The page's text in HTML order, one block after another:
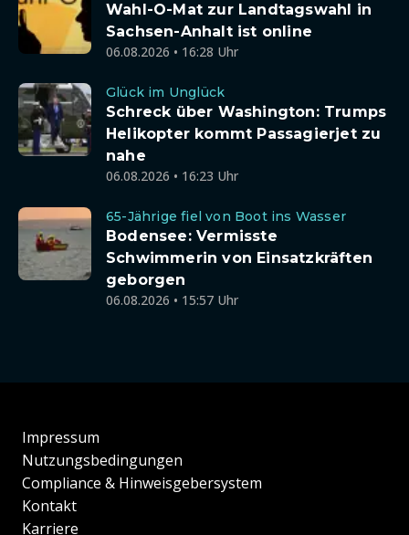
Wahl-O-Mat zur Landtagswahl in
Sachsen-Anhalt ist online
06.08.2026 • 16:28 Uhr
Glück im Unglück
Schreck über Washington: Trumps
Helikopter kommt Passagierjet zu
nahe
06.08.2026 • 16:23 Uhr
65-Jährige fiel von Boot ins Wasser
Bodensee: Vermisste
Schwimmerin von Einsatzkräften
geborgen
06.08.2026 • 15:57 Uhr
Impressum
Nutzungsbedingungen
Compliance & Hinweisgebersystem
Kontakt
Karriere